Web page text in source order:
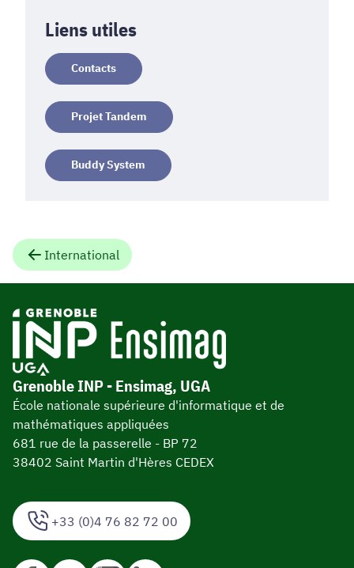
Liens utiles
Contacts
Projet Tandem
Buddy System
International
+33 (0)4 76 82 72 00
Grenoble INP - Ensimag, UGA
École nationale supérieure d'informatique et de
mathématiques appliquées
681 rue de la passerelle - BP 72
38402 Saint Martin d'Hères CEDEX